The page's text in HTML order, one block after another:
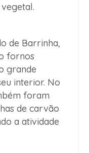
de Barrinha,
fornos
grande
interior. No
foram
de carvão
a atividade